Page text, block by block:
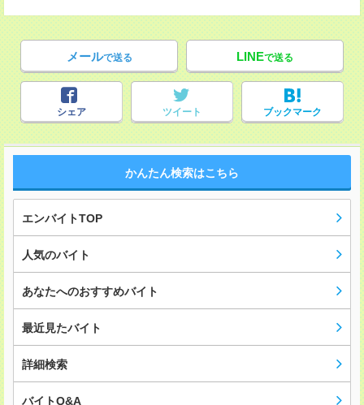
メールで送る LINEで送る
シェア ツイート ブックマーク
かんたん検索はこちら
エンバイトTOP
人気のバイト
あなたへのおすすめバイト
最近見たバイト
詳細検索
バイトQ&A